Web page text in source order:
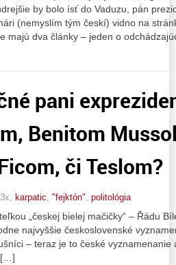
by bolo ísť do Vaduzu, pán
(nemyslím tým českí) vidno na
majú dva články – jeden o
pani
Benitom
či Teslom?
karpatic, "fejktón", politológia
„českej bielej mačičky“ – Řádu
najvyššie československé
– teraz je to české
[…]